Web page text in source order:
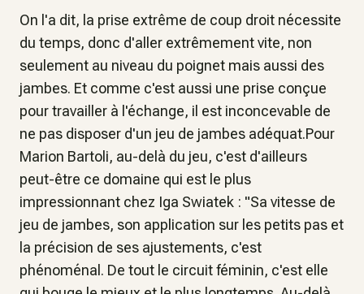
On l'a dit, la prise extrême de coup droit nécessite
du temps, donc d'aller extrêmement vite, non
seulement au niveau du poignet mais aussi des
jambes. Et comme c'est aussi une prise conçue
pour travailler à l'échange, il est inconcevable de
ne pas disposer d'un jeu de jambes adéquat.Pour
Marion Bartoli, au-delà du jeu, c'est d'ailleurs
peut-être ce domaine qui est le plus
impressionnant chez Iga Swiatek : "Sa vitesse de
jeu de jambes, son application sur les petits pas et
la précision de ses ajustements, c'est
phénoménal. De tout le circuit féminin, c'est elle